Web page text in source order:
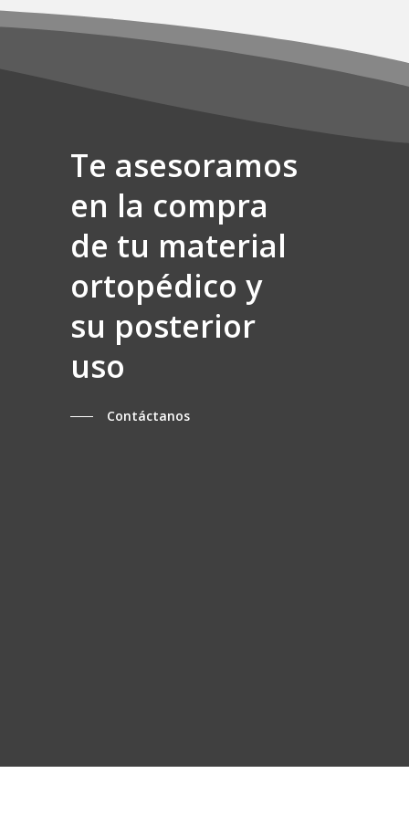
Te asesoramos
en la compra
de tu material
ortopédico y
su posterior
uso
Contáctanos